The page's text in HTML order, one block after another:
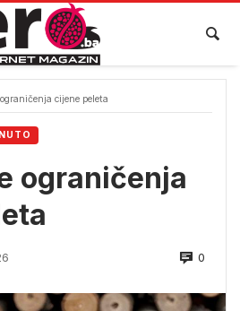
cijene peleta
ograničenja
0